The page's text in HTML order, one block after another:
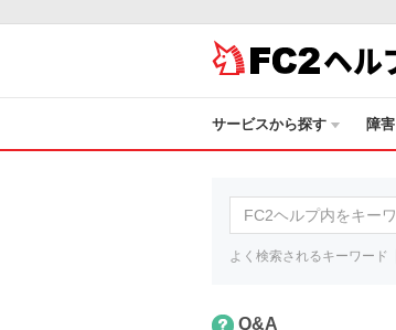
ヘル
サービスから探す 障
よく検索されるキーワード
Q&A